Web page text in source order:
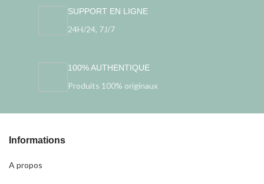
SUPPORT EN LIGNE
24H/24, 7J/7
100% AUTHENTIQUE
Produits 100% originaux
Informations
A propos